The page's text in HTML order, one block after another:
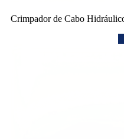
Crimpador de Cabo